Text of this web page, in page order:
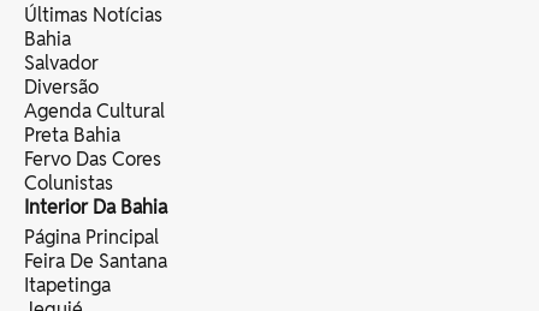
Últimas Notícias
Bahia
Salvador
Diversão
Agenda Cultural
Preta Bahia
Fervo Das Cores
Colunistas
Interior Da Bahia
Página Principal
Feira De Santana
Itapetinga